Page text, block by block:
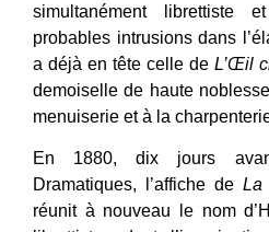
simultanément librettiste
probables intrusions dans
a déjà en tête celle de L’Œil
demoiselle de haute
menuiserie et à la
En 1880, dix jours
Dramatiques, l’affiche de La
réunit à nouveau le nom